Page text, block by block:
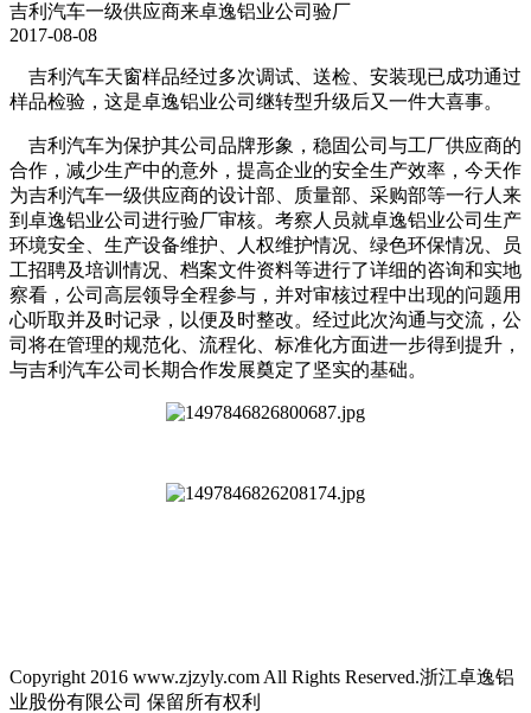
吉利汽车一级供应商来卓逸铝业公司验厂
2017-08-08
吉利汽车天窗样品经过多次调试、送检、安装现已成功通过
样品检验，这是卓逸铝业公司继转型升级后又一件大喜事。
吉利汽车为保护其公司品牌形象，稳固公司与工厂供应商的
合作，减少生产中的意外，提高企业的安全生产效率，今天作
为吉利汽车一级供应商的设计部、质量部、采购部等一行人来
到卓逸铝业公司进行验厂审核。考察人员就卓逸铝业公司生产
环境安全、生产设备维护、人权维护情况、绿色环保情况、员
工招聘及培训情况、档案文件资料等进行了详细的咨询和实地
察看，公司高层领导全程参与，并对审核过程中出现的问题用
心听取并及时记录，以便及时整改。经过此次沟通与交流，公
司将在管理的规范化、流程化、标准化方面进一步得到提升，
与吉利汽车公司长期合作发展奠定了坚实的基础。
Copyright 2016 www.zjzyly.com All Rights Reserved.浙江卓逸铝
业股份有限公司 保留所有权利